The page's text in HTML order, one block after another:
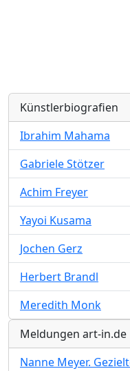
Künstlerbiografien
Ibrahim Mahama
Gabriele Stötzer
Achim Freyer
Yayoi Kusama
Jochen Gerz
Herbert Brandl
Meredith Monk
Meldungen art-in.de
Nanne Meyer.